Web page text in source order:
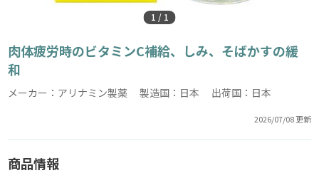
1 / 1
肉体疲労時のビタミンC補給、しみ、そばかすの緩
和
メーカー：アリナミン製薬 製造国：日本 出荷国：日本
2026/07/08 更新
商品情報